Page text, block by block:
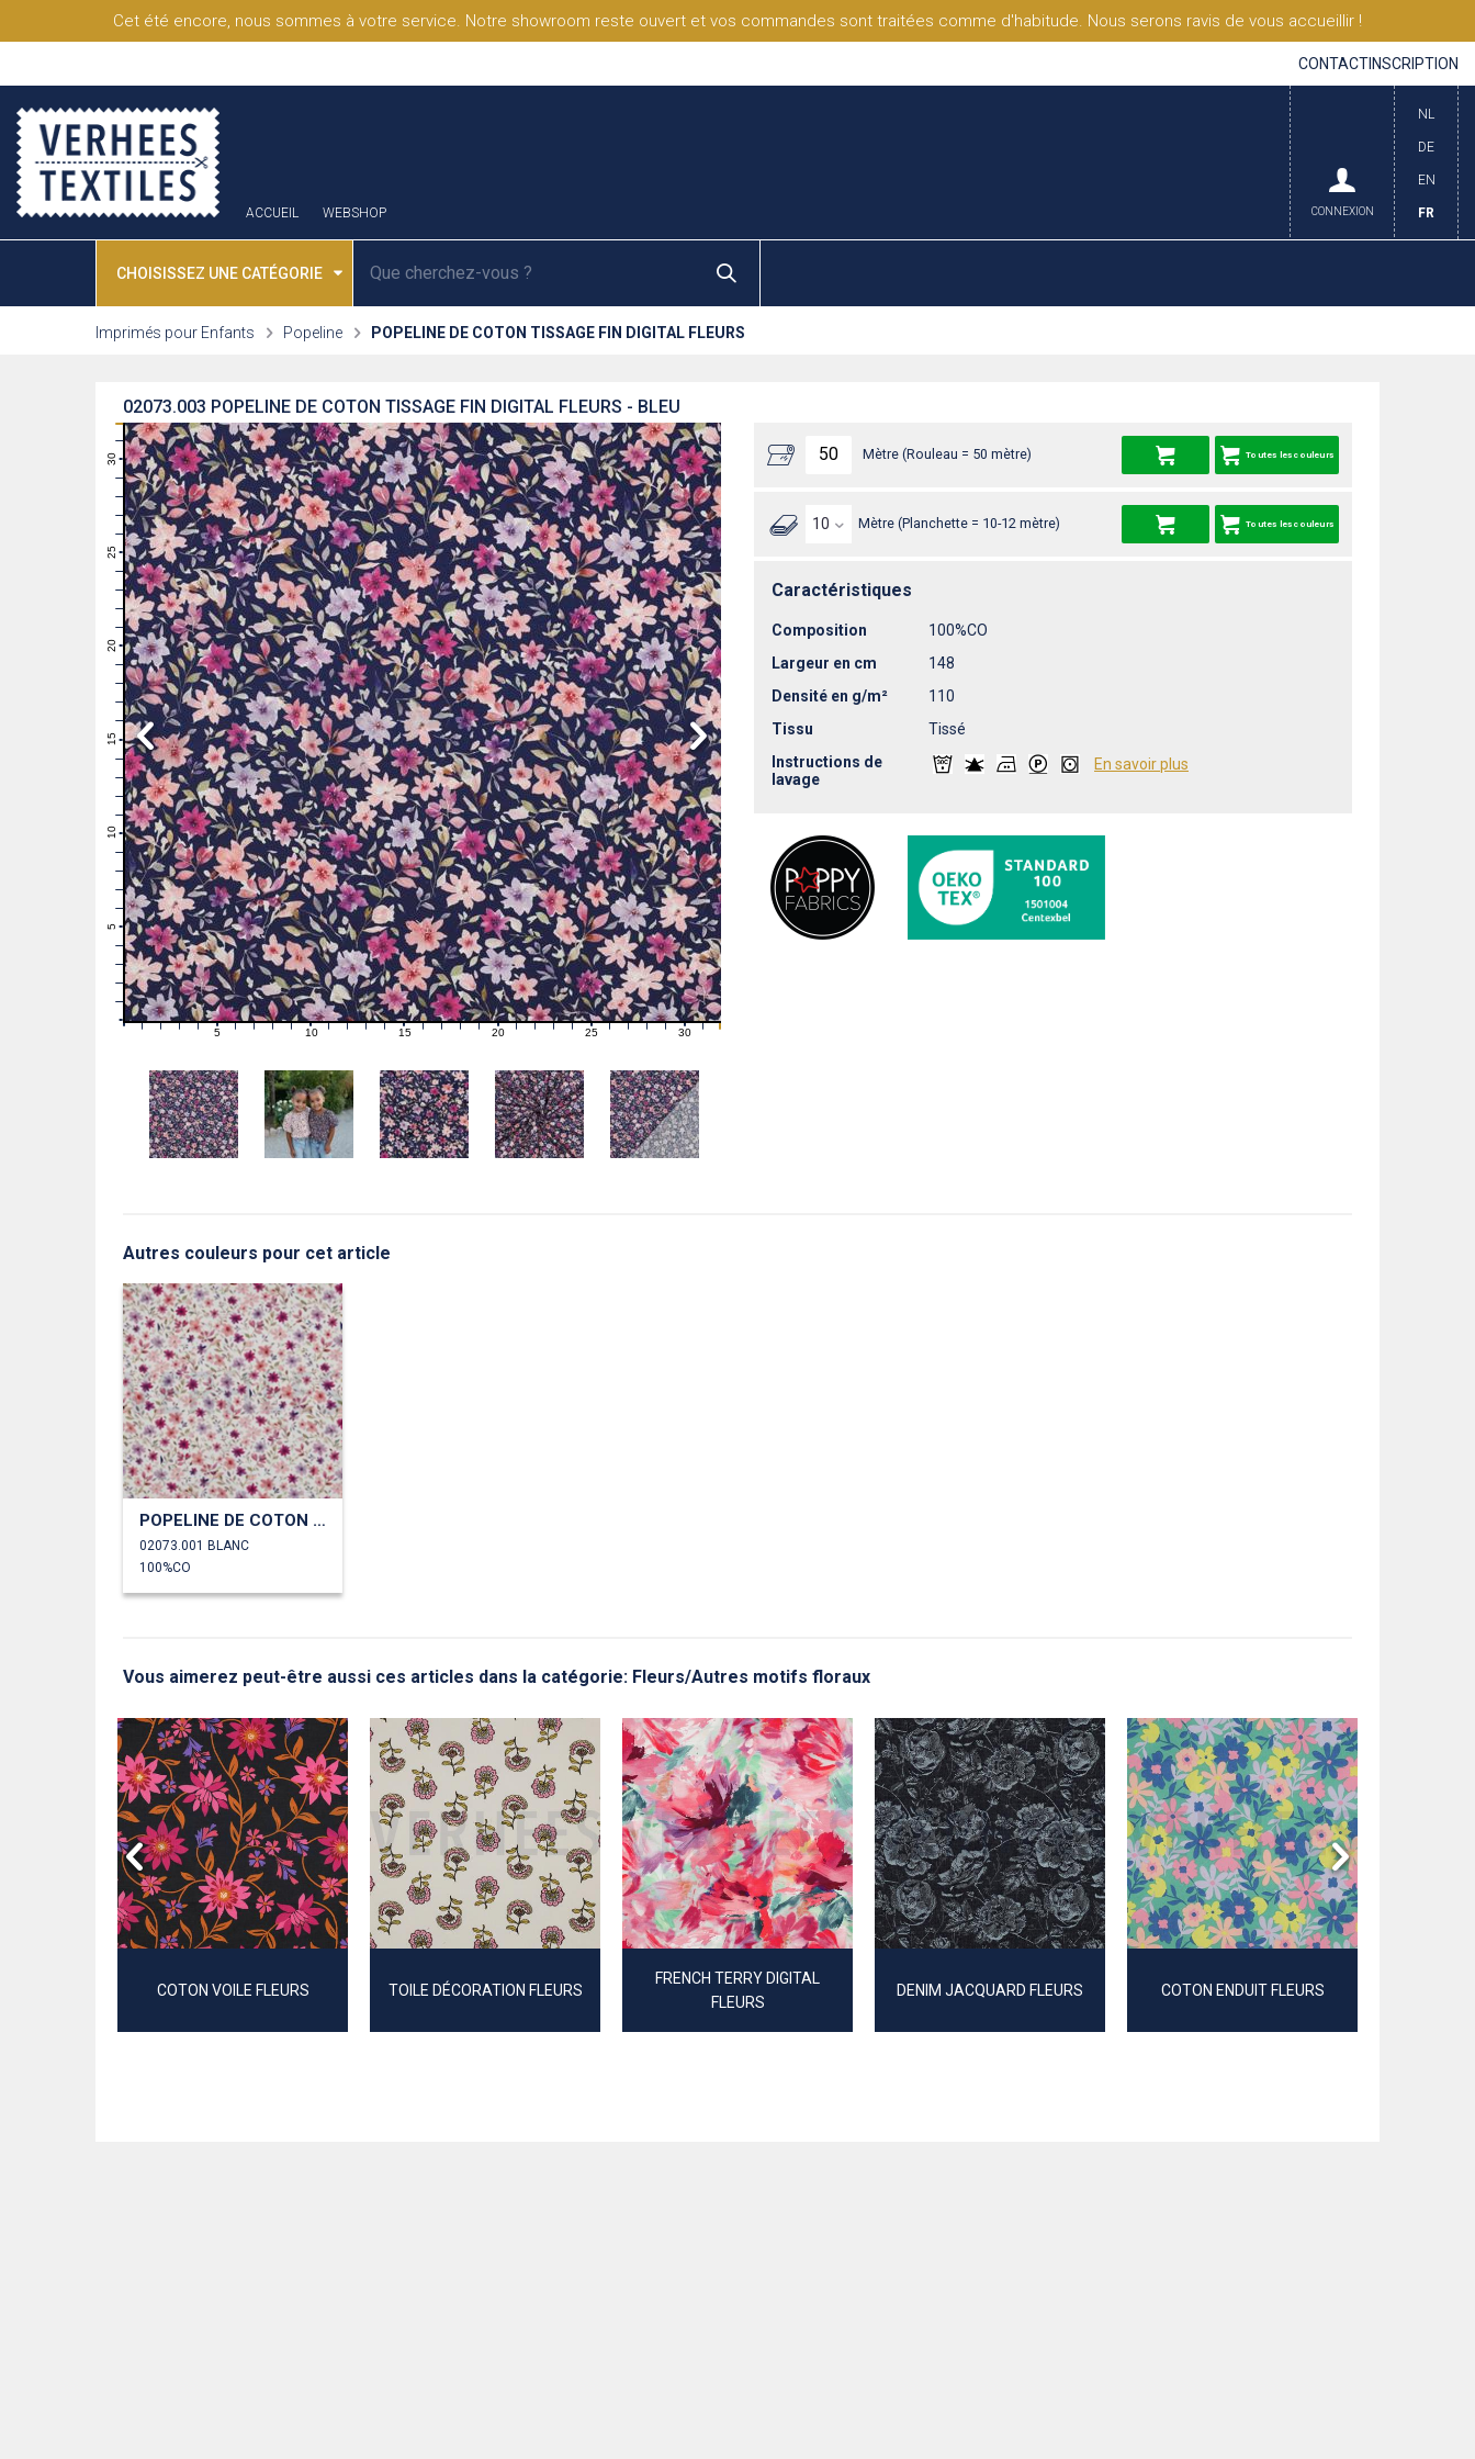
Cet été encore, nous sommes à votre service. Notre showroom reste ouvert et vos commandes sont traitées comme d'habitude. Nous serons ravis de vous accueillir !
CONTACT INSCRIPTION
ACCUEIL WEBSHOP
NL
DE
EN
FR
CONNEXION
CHOISISSEZ UNE CATÉGORIE
Imprimés pour Enfants Popeline POPELINE DE COTON TISSAGE FIN DIGITAL FLEURS
POPELINE DE COTON TISSAGE FIN DIGITAL FLEURS - BLEU
02073.003
0
1
2
3
4
5
6
10
11
12
13
14
15
16
17
18
19
20
21
22
23
24
25
26
27
28
29
30
31
0 1 2 3 4 5 6 7 8 9 10 11 12 13 14 15 16 17 18 19 20 21 22 23 24 25 26 27 28 29 30 31
Mètre (Rouleau = 50 mètre) Toutes les couleurs
Mètre (Planchette = 10-12 mètre) Toutes les couleurs
Caractéristiques
Composition
100%CO
Largeur en cm
148
Densité en g/m²
110
Tissu
Tissé
Instructions de
lavage
En savoir plus
Autres couleurs pour cet article
POPELINE DE COTON TISSAGE FIN DIGITAL FLEURS
02073.001 BLANC
100%CO
Vous aimerez peut-être aussi ces articles dans la catégorie: Fleurs/Autres motifs floraux
COTON VOILE FLEURS TOILE DÉCORATION FLEURS
FRENCH TERRY DIGITAL
FLEURS
DENIM JACQUARD FLEURS COTON ENDUIT FLEURS